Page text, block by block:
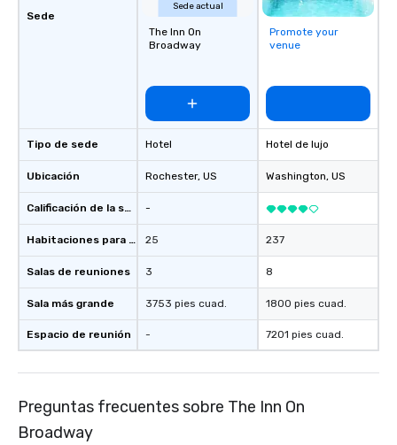
Sede
Tipo de sede
Ubicación
Calificación de la sede
Habitaciones para huéspedes
Salas de reuniones
Sala más grande
Espacio de reunión
Sede actual
The Inn On
Broadway
Hotel
Rochester, US
-
25
3
3753 pies cuad.
-
Promote your
venue
Hotel de lujo
Washington, US
237
8
1800 pies cuad.
7201 pies cuad.
Preguntas frecuentes sobre The Inn On
Broadway